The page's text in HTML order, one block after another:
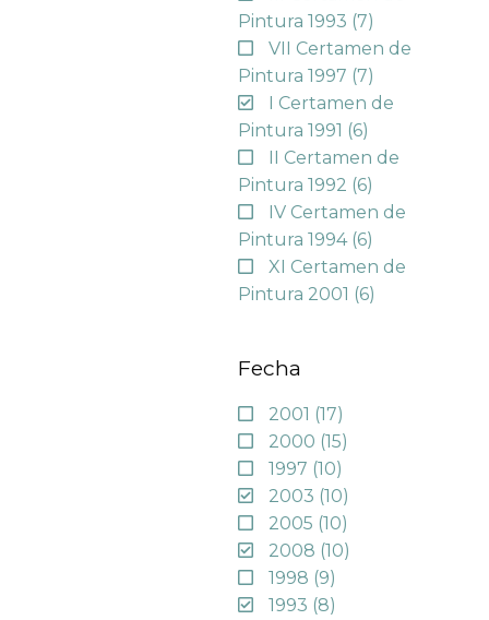
Pintura 1993 (7)
VII Certamen de
Pintura 1997 (7)
I Certamen de
Pintura 1991 (6)
II Certamen de
Pintura 1992 (6)
IV Certamen de
Pintura 1994 (6)
XI Certamen de
Pintura 2001 (6)
Fecha
2001 (17)
2000 (15)
1997 (10)
2003 (10)
2005 (10)
2008 (10)
1998 (9)
1993 (8)